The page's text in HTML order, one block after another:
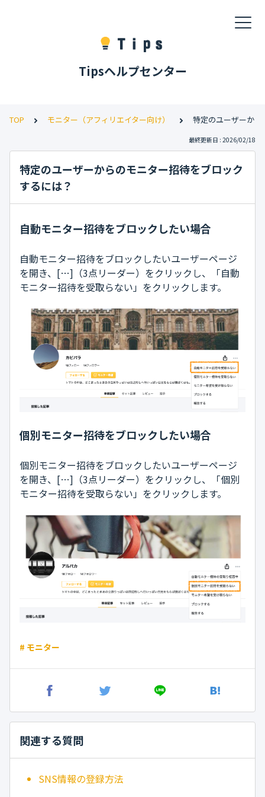
Tipsヘルプセンター
TOP モニター（アフィリエイター向け） 特定のユーザーか
最終更新日 : 2026/02/18
特定のユーザーからのモニター招待をブロック
するには？
自動モニター招待をブロックしたい場合
自動モニター招待をブロックしたいユーザーページ
を開き、[…]（3点リーダー）をクリックし、「自動
モニター招待を受取らない」をクリックします。
個別モニター招待をブロックしたい場合
個別モニター招待をブロックしたいユーザーページ
を開き、[…]（3点リーダー）をクリックし、「個別
モニター招待を受取らない」をクリックします。
# モニター
関連する質問
SNS情報の登録方法